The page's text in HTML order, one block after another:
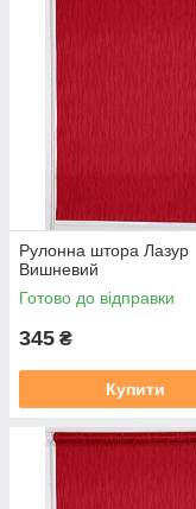
завантаженості.
даними у замовленні.
встановлений день
розсилаються
немає Вайбера, то
системі (Міні 19),
готовий замовлення
нижньою планкою),
фіксація на волосіні
прикручується до
комплекті є.
Заміряти потрібно
штапик входить в
боку, до такого ж
kak-pravilno-
Рулонна штора Лазур
Вишневий
Готово до відправки
345 ₴
Купити